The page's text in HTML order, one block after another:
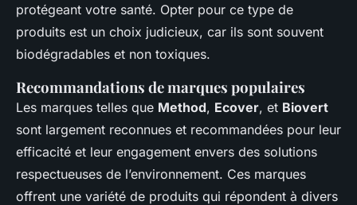
protégeant votre santé. Opter pour ce type de
produits est un choix judicieux, car ils sont souvent
biodégradables et non toxiques.
Recommandations de marques populaires
Les marques telles que Method, Ecover, et Biovert
sont largement reconnues et recommandées pour leur
efficacité et leur engagement envers des solutions
respectueuses de l’environnement. Ces marques
offrent une variété de produits qui répondent à divers